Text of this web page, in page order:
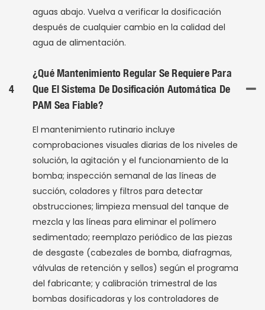
aguas abajo. Vuelva a verificar la dosificación
después de cualquier cambio en la calidad del
agua de alimentación.
4
¿Qué Mantenimiento Regular Se Requiere Para
Que El Sistema De Dosificación Automática De
PAM Sea Fiable?
El mantenimiento rutinario incluye
comprobaciones visuales diarias de los niveles de
solución, la agitación y el funcionamiento de la
bomba; inspección semanal de las líneas de
succión, coladores y filtros para detectar
obstrucciones; limpieza mensual del tanque de
mezcla y las líneas para eliminar el polímero
sedimentado; reemplazo periódico de las piezas
de desgaste (cabezales de bomba, diafragmas,
válvulas de retención y sellos) según el programa
del fabricante; y calibración trimestral de las
bombas dosificadoras y los controladores de